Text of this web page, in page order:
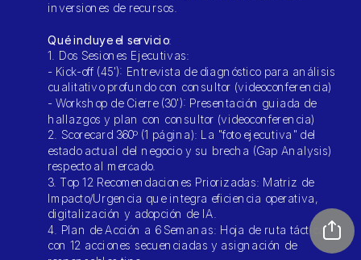
inversiones de recursos.
Qué incluye el servicio:
1. Dos Sesiones Ejecutivas:
- Kick-off (45'): Entrevista de diagnóstico para análisis
cualitativo profundo con consultor (videoconferencia)
- Workshop de Cierre (30'): Presentación guiada de
hallazgos y plan con consultor (videoconferencia)
2. Scorecard 360º (1 página): La "foto ejecutiva" del
estado actual del negocio y su brecha (Gap Analysis)
respecto al mercado.
3. Top 12 Recomendaciones Priorizadas: Matriz de
Impacto/Urgencia que integra eficiencia operativa,
digitalización y adopción de IA.
4. Plan de Acción a 6 Semanas: Hoja de ruta táctica
con 12 acciones secuenciadas y asignación de